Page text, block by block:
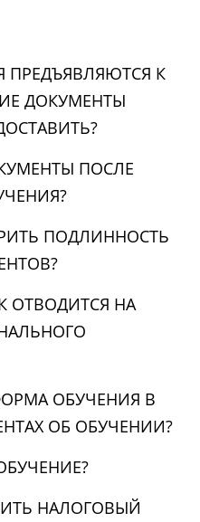
ПРЕДЪЯВЛЯЮТСЯ К
ДОКУМЕНТЫ
ПОСЛЕ
ПОДЛИННОСТЬ
ОТВОДИТСЯ НА
ОБУЧЕНИЯ В
ОБ ОБУЧЕНИИ?
НАЛОГОВЫЙ